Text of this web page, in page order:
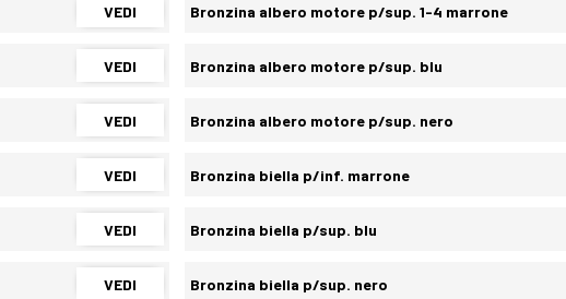
VEDI Bronzina albero motore p/sup. 1-4 marrone
VEDI Bronzina albero motore p/sup. blu
VEDI Bronzina albero motore p/sup. nero
VEDI Bronzina biella p/inf. marrone
VEDI Bronzina biella p/sup. blu
VEDI Bronzina biella p/sup. nero